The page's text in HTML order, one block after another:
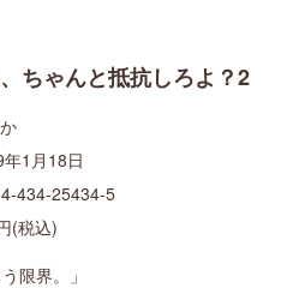
ちゃんと抵抗しろよ？2
1月18日
434-25434-5
(税込)
限界。」